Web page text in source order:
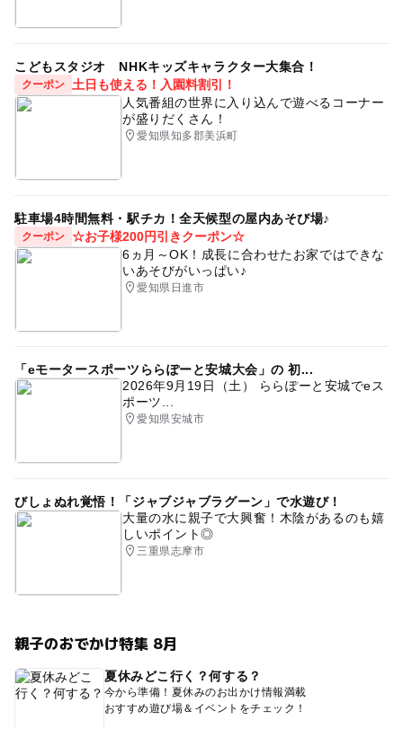
こどもスタジオ NHKキッズキャラクター大集合！
クーポン
土日も使える！入園料割引！
人気番組の世界に入り込んで遊べるコーナー
が盛りだくさん！
愛知県知多郡美浜町
駐車場4時間無料・駅チカ！全天候型の屋内あそび場♪
クーポン ☆お子様200円引きクーポン☆
6ヵ月～OK！成長に合わせたお家ではできな
いあそびがいっぱい♪
愛知県日進市
「eモータースポーツららぽーと安城大会」の 初...
2026年9月19日（土） ららぽーと安城でeス
ポーツ...
愛知県安城市
びしょぬれ覚悟！「ジャブジャブラグーン」で水遊び！
大量の水に親子で大興奮！木陰があるのも嬉
しいポイント◎
三重県志摩市
親子のおでかけ特集 8月
夏休みどこ行く？何する？
今から準備！夏休みのお出かけ情報満載
おすすめ遊び場＆イベントをチェック！